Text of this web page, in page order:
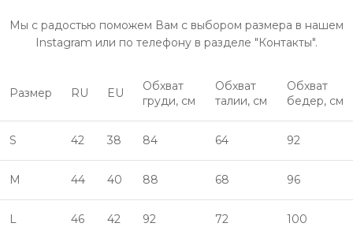
Мы с радостью поможем Вам с выбором размера в нашем
Instagram или по телефону в разделе "Контакты".
Размер RU EU
Обхват
груди, см
Обхват
талии, см
Обхват
бедер, см
S 42 38 84 64 92
M 44 40 88 68 96
L 46 42 92 72 100